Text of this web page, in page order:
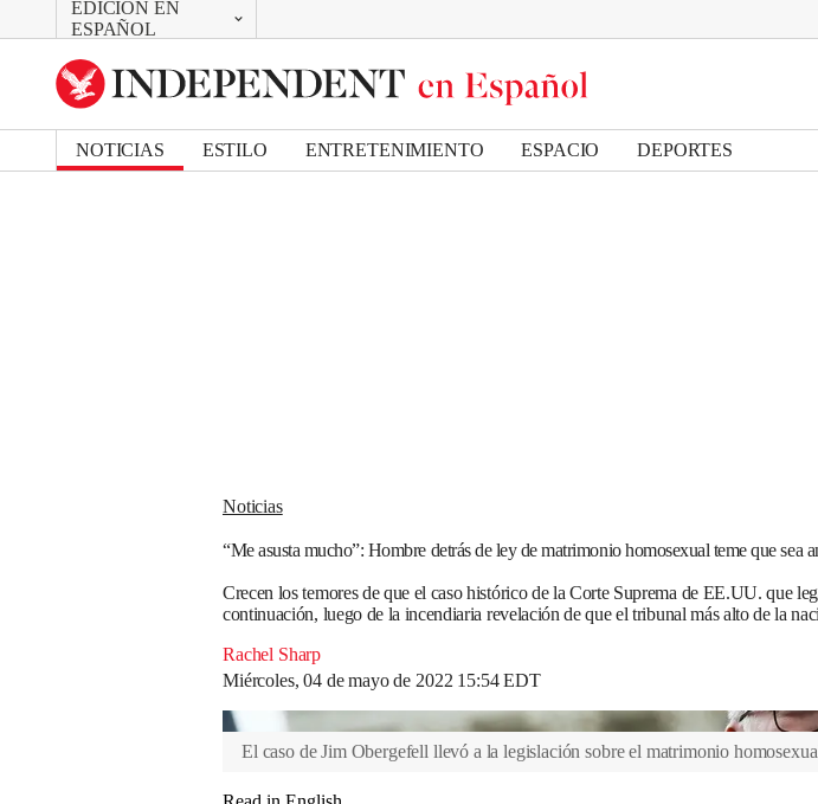
EDICIÓN EN
ESPAÑOL
CAMBIAR
UK Edition
US Edition
NOTICIAS ESTILO ENTRETENIMIENTO ESPACIO DEPORTES
Noticias
“Me asusta mucho”: Hombre detrás de ley de matrimonio homosexual teme que sea
Crecen los temores de que el caso histórico de la Corte Suprema de EE.UU. que
continuación, luego de la incendiaria revelación de que el tribunal más alto de la
Rachel Sharp
Miércoles, 04 de mayo de 2022 15:54 EDT
Bookmark popover
Removed from bookmarks
Close popover
El caso de Jim Obergefell llevó a la legislación sobre el matrimonio